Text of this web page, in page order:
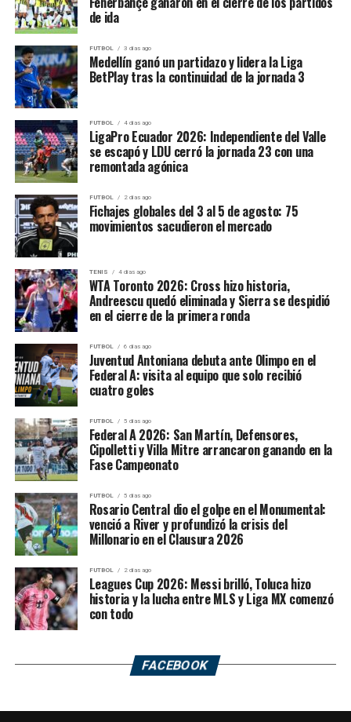
de ida
FUTBOL 3 días ago
Medellín ganó un partidazo y lidera la Liga
BetPlay tras la continuidad de la jornada 3
FUTBOL 4 días ago
LigaPro Ecuador 2026: Independiente del Valle
se escapó y LDU cerró la jornada 23 con una
remontada agónica
FUTBOL 2 días ago
Fichajes globales del 3 al 5 de agosto: 75
movimientos sacudieron el mercado
TENIS 4 días ago
WTA Toronto 2026: Cross hizo historia,
Andreescu quedó eliminada y Sierra se despidió
en el cierre de la primera ronda
FUTBOL 6 días ago
Juventud Antoniana debuta ante Olimpo en el
Federal A: visita al equipo que solo recibió
cuatro goles
FUTBOL 5 días ago
Federal A 2026: San Martín, Defensores,
Cipolletti y Villa Mitre arrancaron ganando en la
Fase Campeonato
FUTBOL 5 días ago
Rosario Central dio el golpe en el Monumental:
venció a River y profundizó la crisis del
Millonario en el Clausura 2026
FUTBOL 2 días ago
Leagues Cup 2026: Messi brilló, Toluca hizo
historia y la lucha entre MLS y Liga MX comenzó
con todo
FACEBOOK